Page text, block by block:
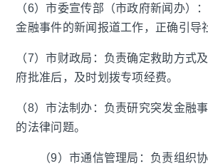
（6）市委宣传部（市政府新闻办）
金融事件的新闻报道工作，正确引导
（7）市财政局：负责确定救助方式
府批准后，及时划拨专项经费。
（8）市法制办：负责研究突发金融
的法律问题。
（9）市通信管理局：负责组织协